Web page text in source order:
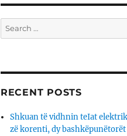
Search
for:
RECENT POSTS
Shkuan të vidhnin teIat
zë korenti, dy bashkëpunëtorët